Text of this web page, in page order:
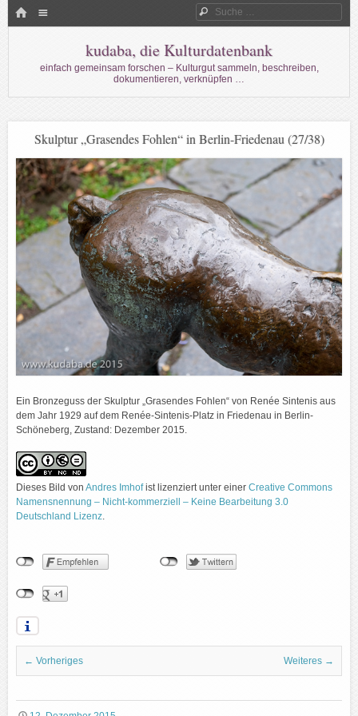
HOME Suche
kudaba, die Kulturdatenbank
einfach gemeinsam forschen – Kulturgut sammeln, beschreiben,
dokumentieren, verknüpfen …
Skulptur „Grasendes Fohlen“ in Berlin-Friedenau (27/38)
Ein Bronzeguss der Skulptur „Grasendes Fohlen“ von Renée Sintenis aus
dem Jahr 1929 auf dem Renée-Sintenis-Platz in Friedenau in Berlin-
Schöneberg, Zustand: Dezember 2015.
Dieses Bild von Andres Imhofist lizenziert unter einer Creative Commons
Namensnennung – Nicht-kommerziell – Keine Bearbeitung 3.0
Deutschland Lizenz.
← Vorheriges Weiteres →